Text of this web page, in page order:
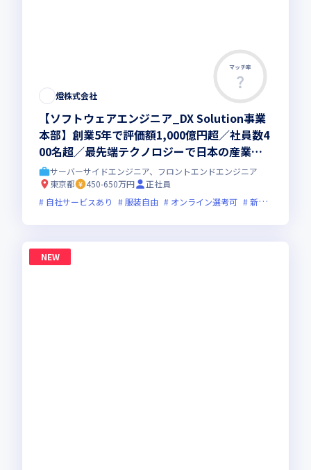
マッチ率
燈株式会社
【ソフトウェアエンジニア_DX Solution事業
本部】創業5年で評価額1,000億円超／社員数4
00名超／最先端テクノロジーで日本の産業を
アップデートする東大発AIスタートアップ
サーバーサイドエンジニア、フロントエンドエンジニア
東京都
450-650万円
正社員
自社サービスあり
服装自由 オンライン選考可 新規立ち上げ
NEW